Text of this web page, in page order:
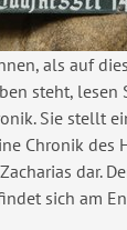
als auf
steht, lesen
Sie stellt
Chronik des
dar.
sich am